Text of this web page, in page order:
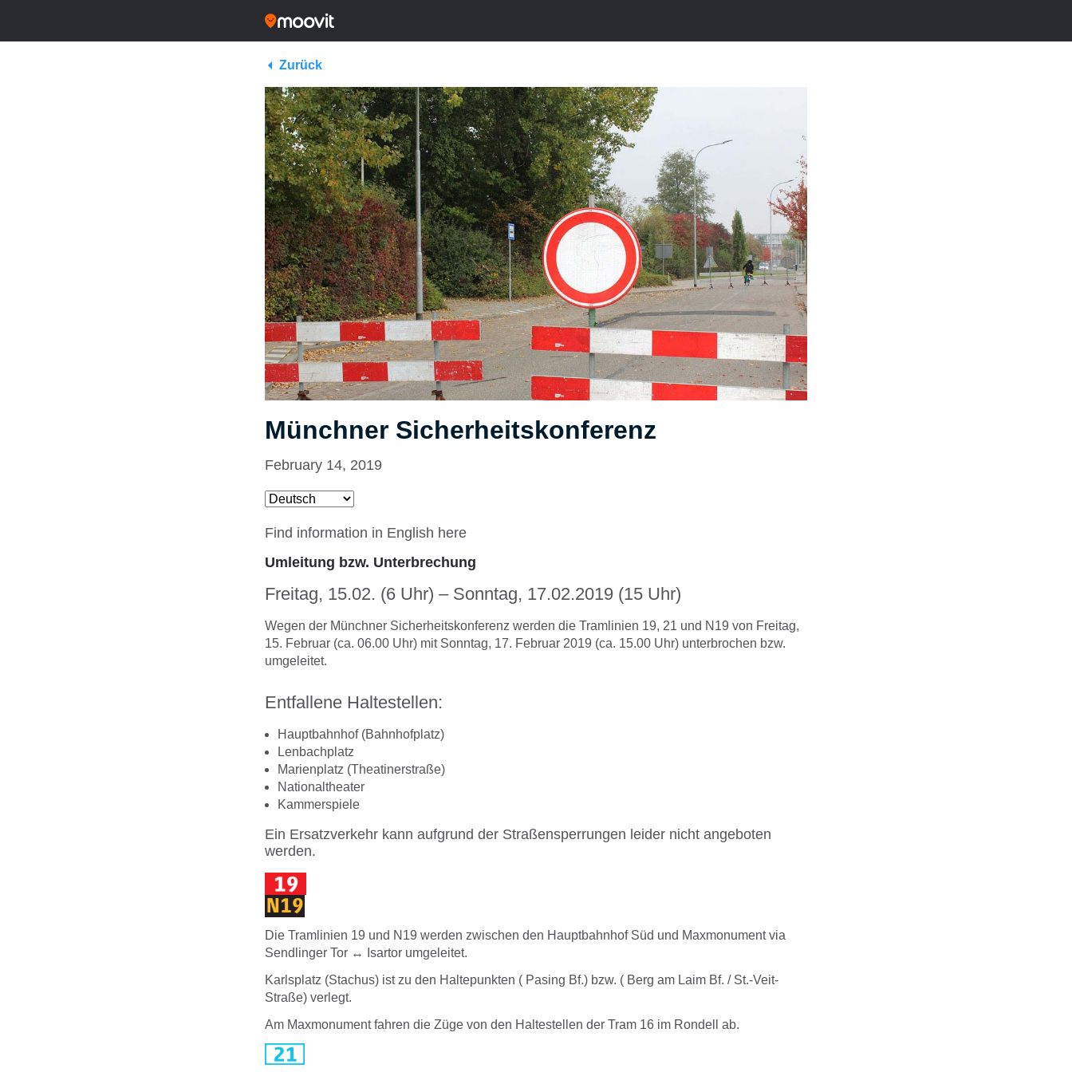
Zurück
Münchner Sicherheitskonferenz
February 14, 2019
Find information in English here
Umleitung bzw. Unterbrechung
Freitag, 15.02. (6 Uhr) – Sonntag, 17.02.2019 (15 Uhr)
Wegen der Münchner Sicherheitskonferenz werden die Tramlinien 19, 21 und N19 von Freitag,
15. Februar (ca. 06.00 Uhr) mit Sonntag, 17. Februar 2019 (ca. 15.00 Uhr) unterbrochen bzw.
umgeleitet.
Entfallene Haltestellen:
Hauptbahnhof (Bahnhofplatz)
Lenbachplatz
Marienplatz (Theatinerstraße)
Nationaltheater
Kammerspiele
Ein Ersatzverkehr kann aufgrund der Straßensperrungen leider nicht angeboten
werden.
Die Tramlinien 19 und N19 werden zwischen den Hauptbahnhof Süd und Maxmonument via
Sendlinger Tor ↔ Isartor umgeleitet.
Karlsplatz (Stachus) ist zu den Haltepunkten ( Pasing Bf.) bzw. ( Berg am Laim Bf. / St.-Veit-
Straße) verlegt.
Am Maxmonument fahren die Züge von den Haltestellen der Tram 16 im Rondell ab.